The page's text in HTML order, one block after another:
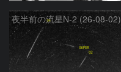
夜半前の流星N-2 (26-08-02)